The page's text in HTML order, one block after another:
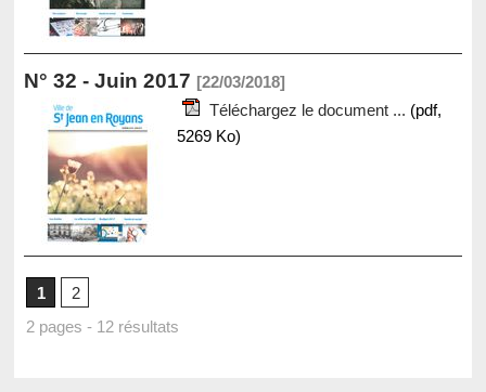
N° 32 - Juin 2017 [22/03/2018]
Téléchargez le document ... (pdf,
5269 Ko)
1
2
2 pages - 12 résultats